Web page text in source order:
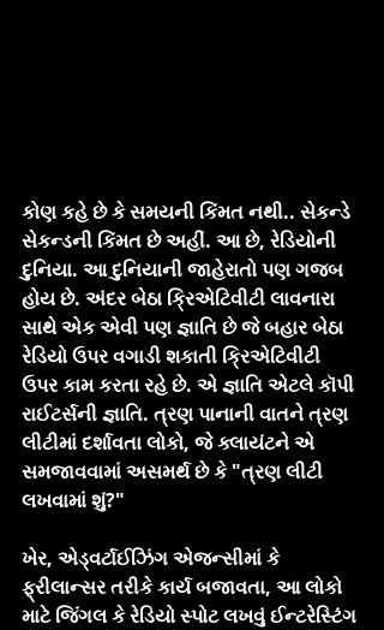
કોણ કહે છે કે સમયની કિંમત નથી.. સેકન્ડે
સેકન્ડની કિંમત છે અહીં. આ છે, રેડિયોની
દુનિયા. આ દુનિયાની જાહેરાતો પણ ગજબ
હોય છે. અંદર બેઠા ક્રિએટિવીટી લાવનારા
સાથે એક એવી પણ જ્ઞાતિ છે જે બહાર બેઠા
રેડિયો ઉપર વગાડી શકાતી ક્રિએટિવીટી
ઉપર કામ કરતા રહે છે. એ જ્ઞાતિ એટલે કૉપી
રાઈટર્સની જ્ઞાતિ. ત્રણ પાનાની વાતને ત્રણ
લીટીમાં દર્શાવતા લોકો, જે ક્લાયંટને એ
સમજાવવામાં અસમર્થ છે કે "ત્રણ લીટી
લખવામાં શું?"
ખેર, એડ્વર્ટાઈઝિંગ એજન્સીમાં કે
ફ્રીલાન્સર તરીકે કાર્ય બજાવતા, આ લોકો
માટે જિંગલ કે રેડિયો સ્પોટ લખવું ઈન્ટરેસ્ટિંગ